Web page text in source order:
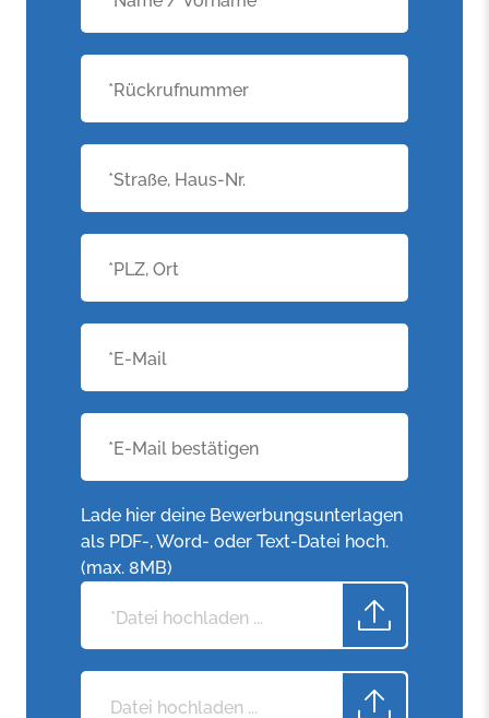
Lade hier deine Bewerbungsunterlagen
als PDF-, Word- oder Text-Datei hoch.
(max. 8MB)
*Datei hochladen ...
Datei hochladen ...